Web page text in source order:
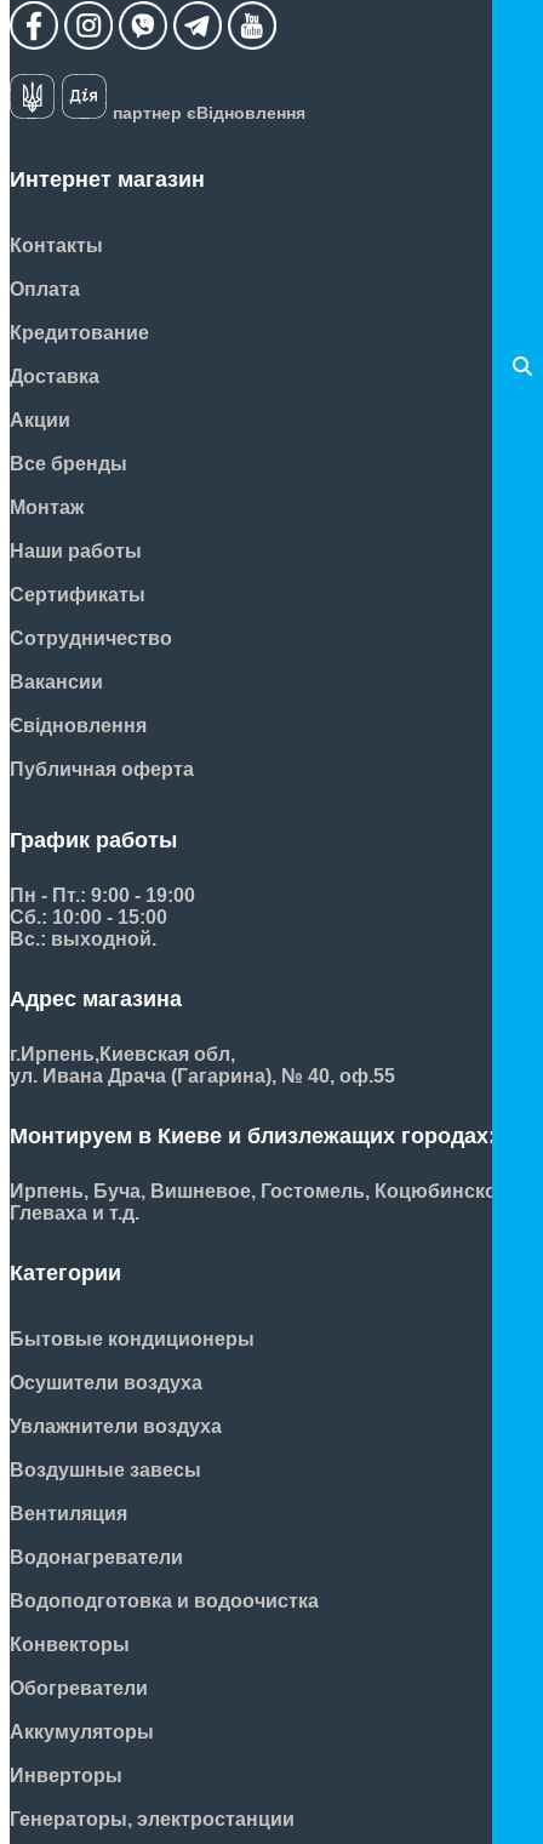
партнер єВідновлення
Интернет магазин
Контакты
Оплата
Кредитование
Доставка
Акции
Все бренды
Монтаж
Наши работы
Сертификаты
Сотрудничество
Вакансии
Євідновлення
Публичная оферта
График работы
Пн - Пт.: 9:00 - 19:00
Сб.: 10:00 - 15:00
Вс.: выходной.
Адрес магазина
г.Ирпень,Киевская обл,
ул. Ивана Драча (Гагарина), № 40, оф.55
Монтируем в Киеве и близлежащих городах:
Ирпень, Буча, Вишневое, Гостомель, Коцюбинское,
Глеваха и т.д.
Категории
Бытовые кондиционеры
Осушители воздуха
Увлажнители воздуха
Воздушные завесы
Вентиляция
Водонагреватели
Водоподготовка и водоочистка
Конвекторы
Обогреватели
Аккумуляторы
Инверторы
Генераторы, электростанции